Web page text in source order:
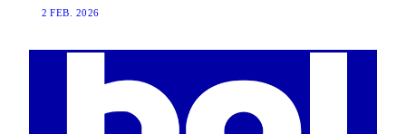
2 FEB. 2026